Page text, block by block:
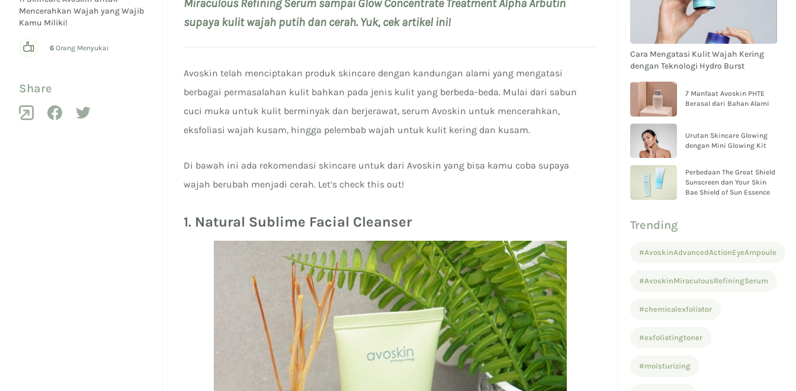
Mencerahkan Wajah yang Wajib
Kamu Miliki!
6 Orang Menyukai
Share
Miraculous Refining Serum sampai Glow Concentrate Treatment Alpha Arbutin
supaya kulit wajah putih dan cerah. Yuk, cek artikel ini!
Avoskin telah menciptakan produk skincare dengan kandungan alami yang mengatasi
berbagai permasalahan kulit bahkan pada jenis kulit yang berbeda-beda. Mulai dari sabun
cuci muka untuk kulit berminyak dan berjerawat, serum Avoskin untuk mencerahkan,
eksfoliasi wajah kusam, hingga pelembab wajah untuk kulit kering dan kusam.
Di bawah ini ada rekomendasi skincare untuk dari Avoskin yang bisa kamu coba supaya
wajah berubah menjadi cerah. Let’s check this out!
1. Natural Sublime Facial Cleanser
Cara Mengatasi Kulit Wajah Kering
dengan Teknologi Hydro Burst
7 Manfaat Avoskin PHTE
Berasal dari Bahan Alami
Urutan Skincare Glowing
dengan Mini Glowing Kit
Perbedaan The Great Shield
Sunscreen dan Your Skin
Bae Shield of Sun Essence
Trending
#AvoskinAdvancedActionEyeAmpoule
#AvoskinMiraculousRefiningSerum
#chemicalexfoliator
#exfoliatingtoner
#moisturizing